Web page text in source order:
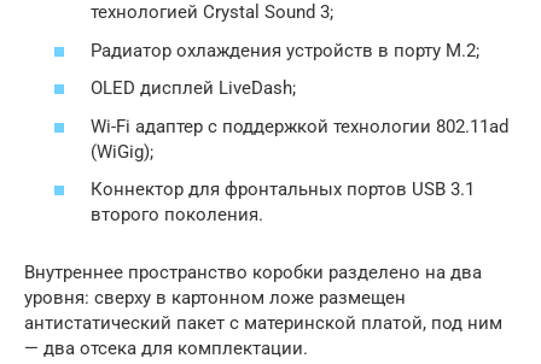
технологией Crystal Sound 3;
Радиатор охлаждения устройств в порту M.2;
OLED дисплей LiveDash;
Wi-Fi адаптер с поддержкой технологии 802.11ad
(WiGig);
Коннектор для фронтальных портов USB 3.1
второго поколения.
Внутреннее пространство коробки разделено на два
уровня: сверху в картонном ложе размещен
антистатический пакет с материнской платой, под ним
— два отсека для комплектации.